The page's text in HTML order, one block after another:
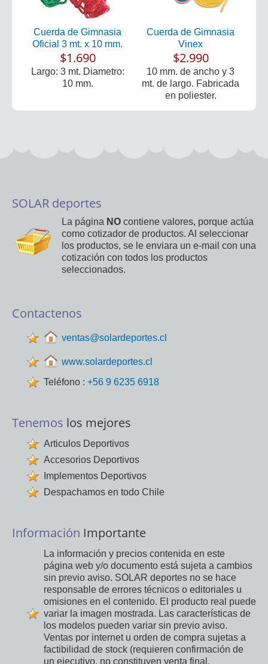
Cuerda de Gimnasia
Oficial 3 mt. x 10 mm.
$1.690
Largo: 3 mt. Diametro:
10 mm.
Cuerda de Gimnasia
Vinex
$2.990
10 mm. de ancho y 3
mt. de largo. Fabricada
en poliester.
SOLAR deportes
La página NO contiene valores, porque actúa
como cotizador de productos. Al seleccionar
los productos, se le enviara un e-mail con una
cotización con todos los productos
seleccionados.
Contactenos
ventas@solardeportes.cl
www.solardeportes.cl
Teléfono : +56 9 6235 6918
Tenemos los mejores
Articulos Deportivos
Accesorios Deportivos
Implementos Deportivos
Despachamos en todo Chile
Información Importante
La información y precios contenida en este
página web y/o documento está sujeta a cambios
sin previo aviso. SOLAR deportes no se hace
responsable de errores técnicos o editoriales u
omisiones en el contenido. El producto real puede
variar la imagen mostrada. Las características de
los modelos pueden variar sin previo aviso.
Ventas por internet u orden de compra sujetas a
factibilidad de stock (requieren confirmación de
un ejecutivo, no constituyen venta final,